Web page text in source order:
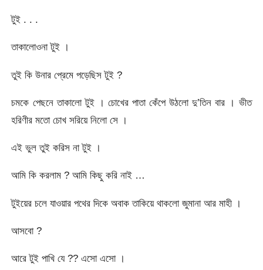
টুই . . .
তাকালোওনা টুই ।
তুই কি উনার প্রেমে পড়েছিস টুই ?
চমকে পেছনে তাকালো টুই । চোখের পাতা কেঁপে উঠলো দু’তিন বার । ভীত
হরিণীর মতো চোখ সরিয়ে নিলো সে ।
এই ভুল তুই করিস না টুই ।
আমি কি করলাম ? আমি কিছু করি নাই …
টুইয়ের চলে যাওয়ার পথের দিকে অবাক তাকিয়ে থাকলো জুমানা আর মাহী ।
আসবো ?
আরে টুই পাখি যে ?? এসো এসো ।